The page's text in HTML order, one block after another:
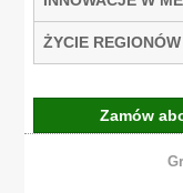
ŻYCIE REGIONÓW
Zamów